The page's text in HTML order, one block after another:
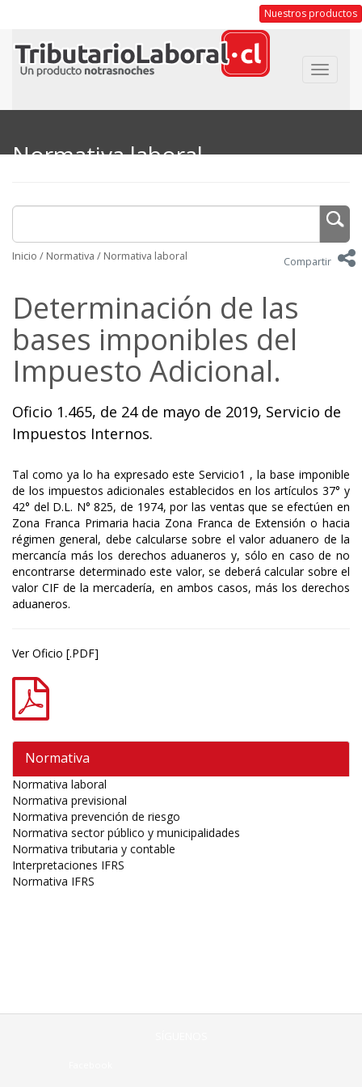
Nuestros productos
Toggle
Normativa laboral
Inicio / Normativa / Normativa laboral Compartir
Determinación de las
bases imponibles del
Impuesto Adicional.
Oficio 1.465, de 24 de mayo de 2019, Servicio de
Impuestos Internos.
Tal como ya lo ha expresado este Servicio1 , la base imponible
de los impuestos adicionales establecidos en los artículos 37° y
42° del D.L. N° 825, de 1974, por las ventas que se efectúen en
Zona Franca Primaria hacia Zona Franca de Extensión o hacia
régimen general, debe calcularse sobre el valor aduanero de la
mercancía más los derechos aduaneros y, sólo en caso de no
encontrarse determinado este valor, se deberá calcular sobre el
valor CIF de la mercadería, en ambos casos, más los derechos
aduaneros.
Ver Oficio [.PDF]
Normativa
Normativa laboral
Normativa previsional
Normativa prevención de riesgo
Normativa sector público y municipalidades
Normativa tributaria y contable
Interpretaciones IFRS
Normativa IFRS